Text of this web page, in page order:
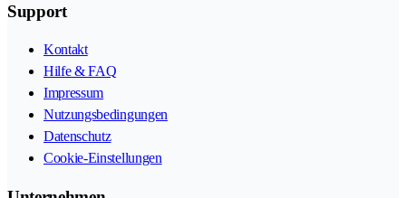
Support
Kontakt
Hilfe & FAQ
Impressum
Nutzungsbedingungen
Datenschutz
Cookie-Einstellungen